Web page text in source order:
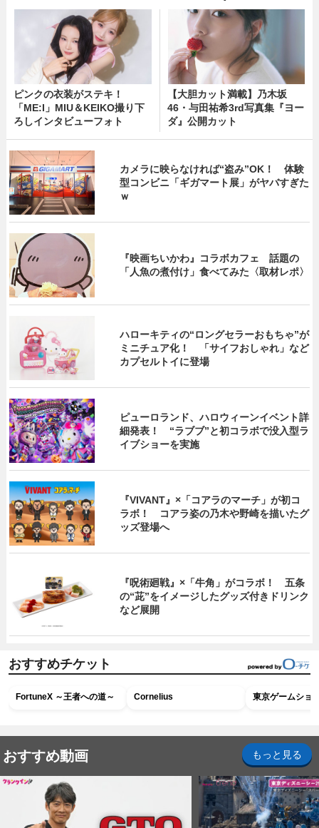
ピンクの衣装がステキ！
「ME:I」MIU＆KEIKO撮り下
ろしインタビューフォト
【大胆カット満載】乃木坂
46・与田祐希3rd写真集『ヨー
ダ』公開カット
カメラに映らなければ“盗み”OK！ 体験
型コンビニ「ギガマート展」がヤバすぎた
ｗ
『映画ちいかわ』コラボカフェ 話題の
「人魚の煮付け」食べてみた〈取材レポ〉
ハローキティの“ロングセラーおもちゃ”が
ミニチュア化！ 「サイフおしゃれ」など
カプセルトイに登場
ピューロランド、ハロウィーンイベント詳
細発表！ “ラブブ”と初コラボで没入型ラ
イブショーを実施
『VIVANT』×「コアラのマーチ」が初コ
ラボ！ コアラ姿の乃木や野崎を描いたグ
ッズ登場へ
『呪術廻戦』×「牛角」がコラボ！ 五条
の“茈”をイメージしたグッズ付きドリンク
など展開
おすすめチケット
FortuneX ～王者への道～ Cornelius 東京ゲームショ
おすすめ動画 もっと見る